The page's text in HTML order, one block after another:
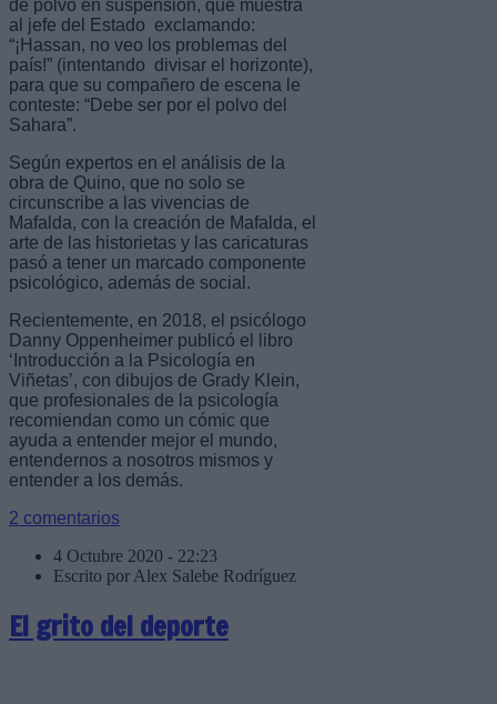
de polvo en suspensión, que muestra
al jefe del Estado exclamando:
“¡Hassan, no veo los problemas del
país!” (intentando divisar el horizonte),
para que su compañero de escena le
conteste: “Debe ser por el polvo del
Sahara”.
Según expertos en el análisis de la
obra de Quino, que no solo se
circunscribe a las vivencias de
Mafalda, con la creación de Mafalda, el
arte de las historietas y las caricaturas
pasó a tener un marcado componente
psicológico, además de social.
Recientemente, en 2018, el psicólogo
Danny Oppenheimer publicó el libro
‘Introducción a la Psicología en
Viñetas’, con dibujos de Grady Klein,
que profesionales de la psicología
recomiendan como un cómic que
ayuda a entender mejor el mundo,
entendernos a nosotros mismos y
entender a los demás.
2 comentarios
4 Octubre 2020 - 22:23
Escrito por Alex Salebe Rodríguez
El grito del deporte